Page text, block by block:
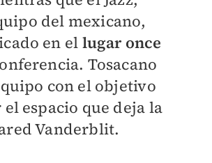
del mexicano,
en el lugar once
Tosacano
con el objetivo
espacio que deja la
Vanderblit.